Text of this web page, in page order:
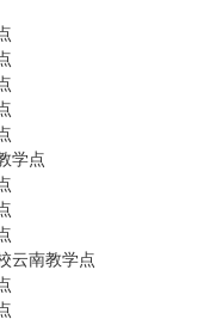
学点
云南教学点